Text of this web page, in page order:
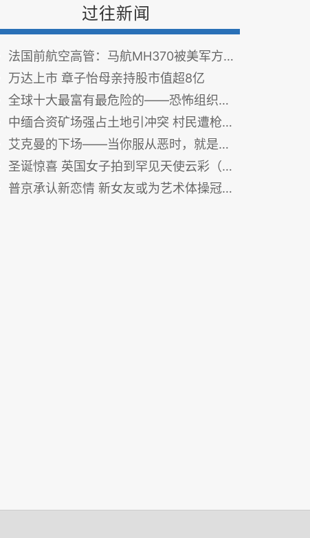
过往新闻
法国前航空高管：马航MH370被美军方击落
万达上市 章子怡母亲持股市值超8亿
全球十大最富有最危险的——恐怖组织排行榜( 图)
中缅合资矿场强占土地引冲突 村民遭枪击身亡
艾克曼的下场——当你服从恶时，就是在支持它！！！
圣诞惊喜 英国女子拍到罕见天使云彩（图）
普京承认新恋情 新女友或为艺术体操冠军（多图）